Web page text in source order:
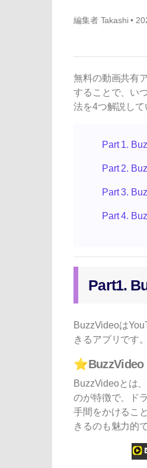
編集者Takashi •
無料の動画共有
することで、い
法を4つ解説して
Part 1.
Part 2.
Part 3.
Part 4.
Part1.
BuzzVideoは
きるアプリです
⭐BuzzVideo
BuzzVideoとは
のが特徴で、ド
手間をかけるこ
きるのも魅力的で